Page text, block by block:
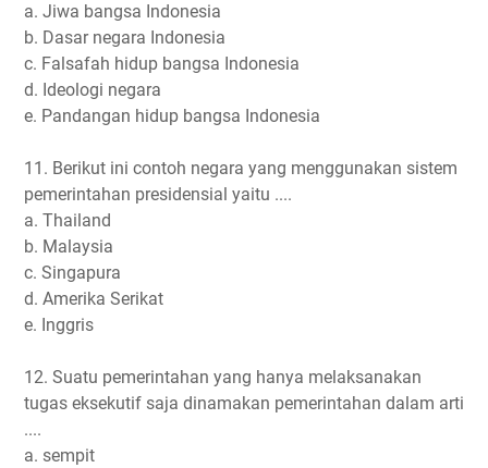
a. Jiwa bangsa Indonesia
b. Dasar negara Indonesia
c. Falsafah hidup bangsa Indonesia
d. Ideologi negara
e. Pandangan hidup bangsa Indonesia
11. Berikut ini contoh negara yang menggunakan sistem
pemerintahan presidensial yaitu ....
a. Thailand
b. Malaysia
c. Singapura
d. Amerika Serikat
e. Inggris
12. Suatu pemerintahan yang hanya melaksanakan
tugas eksekutif saja dinamakan pemerintahan dalam arti
....
a. sempit